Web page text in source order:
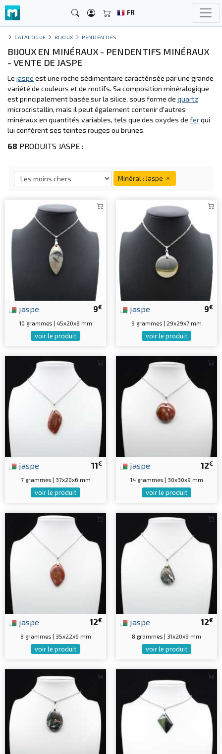
FR
CATALOGUE BIJOUX PENDENTIFS
BIJOUX EN MINÉRAUX - PENDENTIFS MINÉRAUX
- VENTE DE JASPE
Le jaspe est une roche sédimentaire caractérisée par une grande
variété de couleurs et de motifs. Sa composition minéralogique
est principalement basée sur la silice, sous forme de quartz
microcristallin, mais il peut également contenir d'autres
minéraux en quantités variables, tels que des oxydes de ferqui
lui confèrent ses teintes rouges ou brunes.
68 PRODUITS JASPE :
Minéral : Jaspe
9€
jaspe
10 grammes | 45x20x8 mm
voir le produit
9€
jaspe
9 grammes | 29x29x7 mm
voir le produit
11€
jaspe
7 grammes | 37x20x6 mm
voir le produit
12€
jaspe
14 grammes | 30x30x9 mm
voir le produit
12€
jaspe
8 grammes | 35x22x6 mm
voir le produit
12€
jaspe
8 grammes | 31x20x9 mm
voir le produit